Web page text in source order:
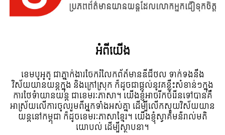
អំពី​យើង
ខេមបូអូតូ ជាភ្នាក់ងារចែករំលែកព័ត៍មានឌីជីថល ទាក់ទងនឹង
វិស័យយានយន្តក្នុង និងក្រៅស្រុក ក៏ដូចជាផ្តល់នូវគន្លឹះសំខាន់ៗក្នុង
ការថែទំាយានយន្ត ជាខេមរៈភាសា។ យើងខ្ញុំអាចរីកចំរើនទៅបានគឺ
អាស្រ័យលើការចូលរួមពីអ្នកទាំងអស់គ្នា ដើម្បីលើកស្ទួយវិស័យយាន
យន្តនៅកម្ពុជា ក៏ដូចខេមរៈភាសាខ្មែរ។ យើងខ្ញុំស្វាគមន៌រាល់មតិ
យោបល់ ដើម្បីស្ថាបនា។